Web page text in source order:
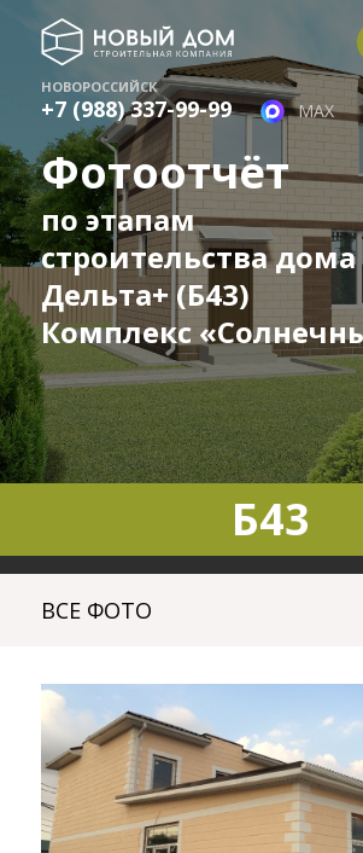
НОВОРОССИЙСК
+7 (988) 337-99-99 MAX
Фотоотчёт
по этапам
строительства дома
Дельта+ (Б43)
Комплекс
Б43
ВСЕ ФОТО